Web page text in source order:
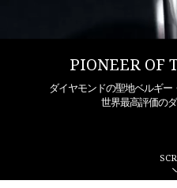
PIONEER OF
ダイヤモンドの聖地ベルギ
世界最高評価の